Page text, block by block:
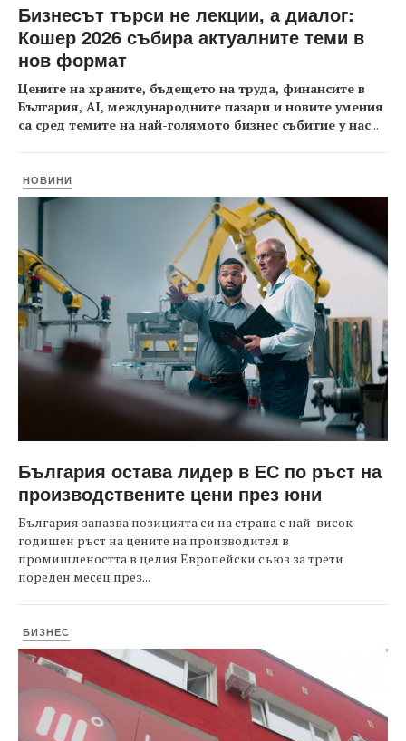
Бизнесът търси не лекции, а диалог:
Кошер 2026 събира актуалните теми в
нов формат
Цените на храните, бъдещето на труда, финансите в
България, AI, международните пазари и новите умения
са сред темите на най-голямото бизнес събитие у нас...
НОВИНИ
България остава лидер в ЕС по ръст на
производствените цени през юни
България запазва позицията си на страна с най-висок
годишен ръст на цените на производител в
промишлеността в целия Европейски съюз за трети
пореден месец през...
БИЗНЕС